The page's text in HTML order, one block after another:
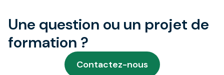
Une question ou un projet de
formation ?
Contactez-nous